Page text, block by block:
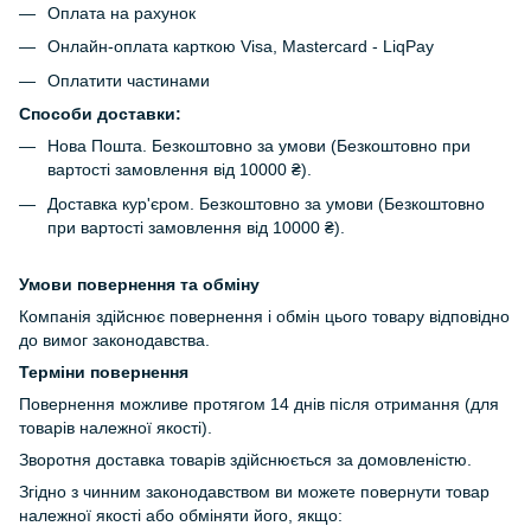
Оплата на рахунок
Онлайн-оплата карткою Visa, Mastercard - LiqPay
Оплатити частинами
Способи доставки:
Нова Пошта. Безкоштовно за умови (Безкоштовно при
вартості замовлення від 10000 ₴).
Доставка кур'єром. Безкоштовно за умови (Безкоштовно
при вартості замовлення від 10000 ₴).
Умови повернення та обміну
Компанія здійснює повернення і обмін цього товару відповідно
до вимог законодавства.
Терміни повернення
Повернення можливе протягом 14 днів після отримання (для
товарів належної якості).
Зворотня доставка товарів здійснюється за домовленістю.
Згідно з чинним законодавством ви можете повернути товар
належної якості або обміняти його, якщо: